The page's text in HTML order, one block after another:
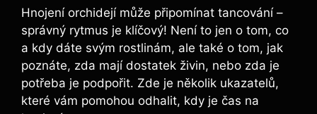
Hnojení orchidejí může připomínat tancování –
správný rytmus je klíčový! Není to jen o tom, co
a kdy dáte svým rostlinám, ale také‍ o tom, jak
poznáte,⁣ zda ⁣mají dostatek živin, nebo zda je
potřeba je podpořit. Zde je několik ukazatelů,
které vám pomohou odhalit, kdy ‍je čas na